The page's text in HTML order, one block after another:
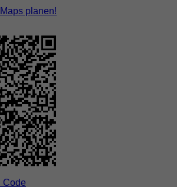
planen!
Code